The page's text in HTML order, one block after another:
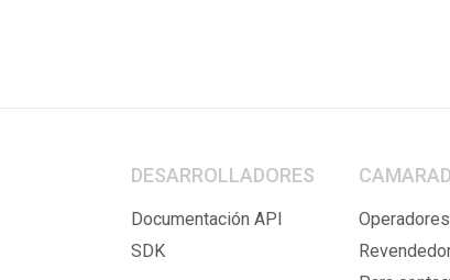
DESARROLLADORES
Documentación API
SDK
Operadores